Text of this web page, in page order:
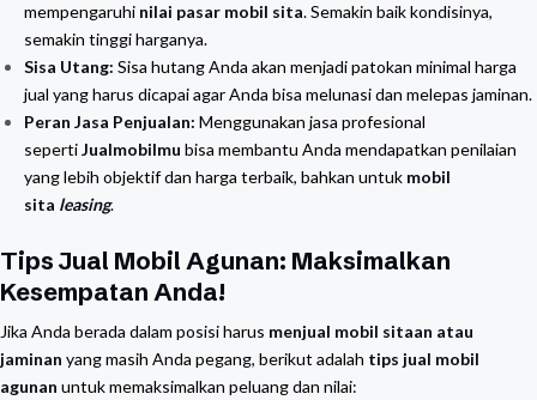
mempengaruhi nilai pasar mobil sita. Semakin baik kondisinya,
semakin tinggi harganya.
Sisa Utang: Sisa hutang Anda akan menjadi patokan minimal harga
jual yang harus dicapai agar Anda bisa melunasi dan melepas jaminan.
Peran Jasa Penjualan: Menggunakan jasa profesional
sepertiJualmobilmu bisa membantu Anda mendapatkan penilaian
yang lebih objektif dan harga terbaik, bahkan untuk mobil
sita leasing.
Tips Jual Mobil Agunan: Maksimalkan
Kesempatan Anda!
Jika Anda berada dalam posisi harus menjual mobil sitaan atau
jaminan yang masih Anda pegang, berikut adalah tips jual mobil
agunan untuk memaksimalkan peluang dan nilai: